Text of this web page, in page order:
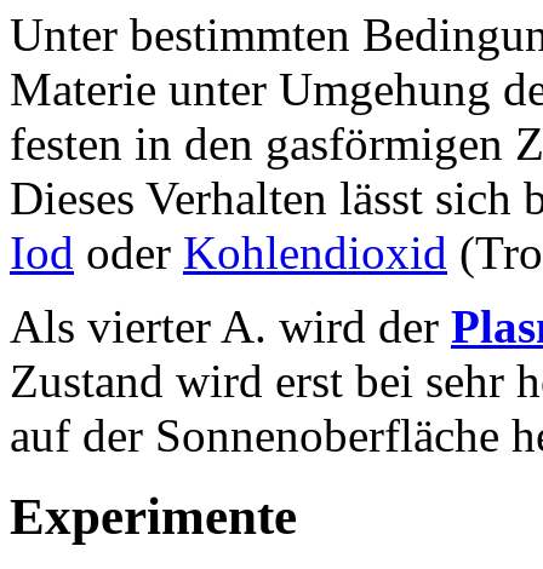
Unter bestimmten
Materie unter Umgehung
festen in den gasförmigen
Dieses Verhalten lässt sich
Iod oder Kohlendioxid
Als vierter A. wird der
Zustand wird erst bei sehr
auf der Sonnenoberfläche
Experimente